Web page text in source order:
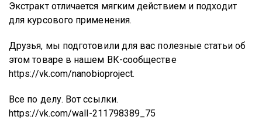
Экстракт отличается мягким действием и подходит
для курсового применения.
Друзья, мы подготовили для вас полезные статьи об
этом товаре в нашем ВК-сообществе
https://vk.com/nanobioproject.
Все по делу. Вот ссылки.
https://vk.com/wall-211798389_75